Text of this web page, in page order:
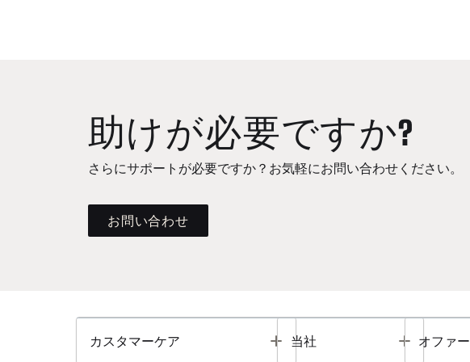
助けが必要ですか?
さらにサポートが必要ですか？お気軽にお問い合わせください。
お問い合わせ
カスタマーケア Toggle
当社 Toggle
オファー